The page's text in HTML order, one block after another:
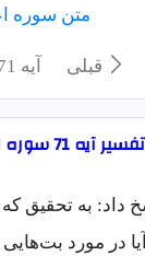
متن سوره
قبلی آيه 71
تفسیر آیه 71 سوره اعراف مختصر
پاسخ داد: به
در مورد بت‌‌هایی